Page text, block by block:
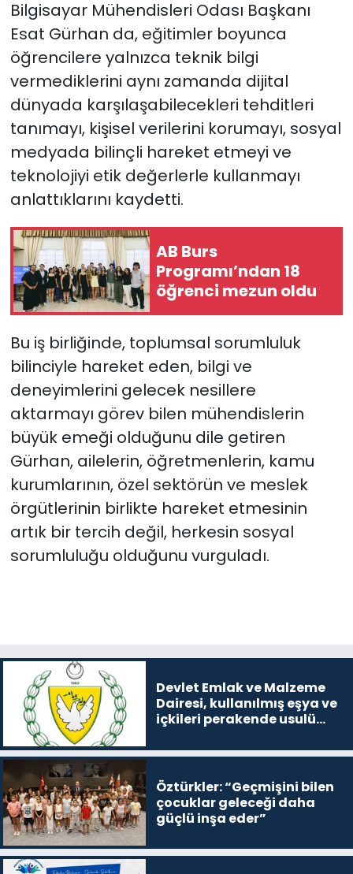
Bilgisayar Mühendisleri Odası Başkanı
Esat Gürhan da, eğitimler boyunca
öğrencilere yalnızca teknik bilgi
vermediklerini aynı zamanda dijital
dünyada karşılaşabilecekleri tehditleri
tanımayı, kişisel verilerini korumayı, sosyal
medyada bilinçli hareket etmeyi ve
teknolojiyi etik değerlerle kullanmayı
anlattıklarını kaydetti.
AB Burs
Programı’ndan 18
öğrenci mezun oldu
Bu iş birliğinde, toplumsal sorumluluk
bilinciyle hareket eden, bilgi ve
deneyimlerini gelecek nesillere
aktarmayı görev bilen mühendislerin
büyük emeği olduğunu dile getiren
Gürhan, ailelerin, öğretmenlerin, kamu
kurumlarının, özel sektörün ve meslek
örgütlerinin birlikte hareket etmesinin
artık bir tercih değil, herkesin sosyal
sorumluluğu olduğunu vurguladı.
Devlet Emlak ve Malzeme
Dairesi, kullanılmış eşya ve
içkileri perakende usulü
Öztürkler: “Geçmişini bilen
çocuklar geleceği daha
güçlü inşa eder”